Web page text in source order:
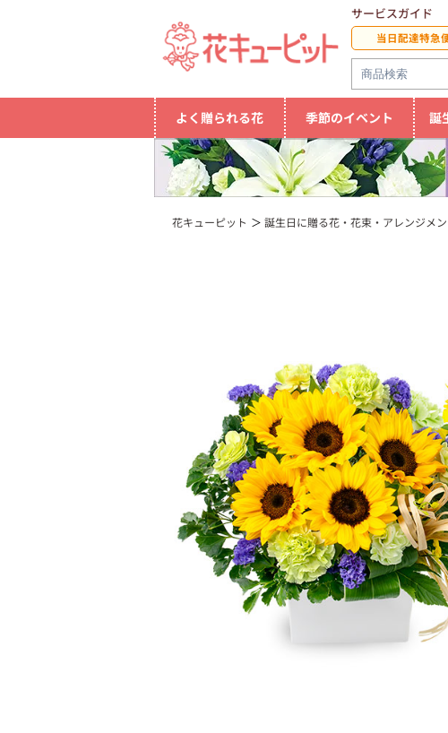
サービスガイド
当日配達特急
よく贈られる花 季節のイベント 誕
花キューピット 誕生日に贈る花・花束・アレンジメ